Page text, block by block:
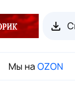
Мы на OZON